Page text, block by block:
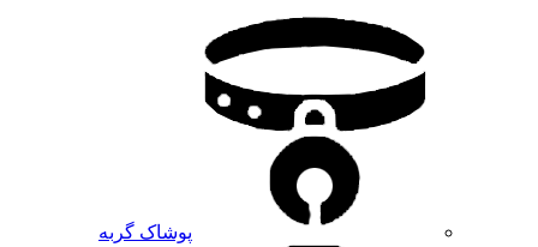
پوشاک گربه